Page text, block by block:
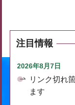
注目情報
2026年8月7日
リンク切れ
ます